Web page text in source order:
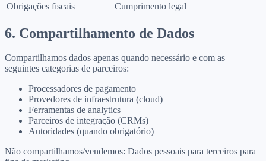
Obrigações fiscais
Cumprimento legal
6. Compartilhamento de Dados
Compartilhamos dados apenas quando necessário e com as
seguintes categorias de parceiros:
Processadores de pagamento
Provedores de infraestrutura (cloud)
Ferramentas de analytics
Parceiros de integração (CRMs)
Autoridades (quando obrigatório)
Não compartilhamos/vendemos: Dados pessoais para terceiros para